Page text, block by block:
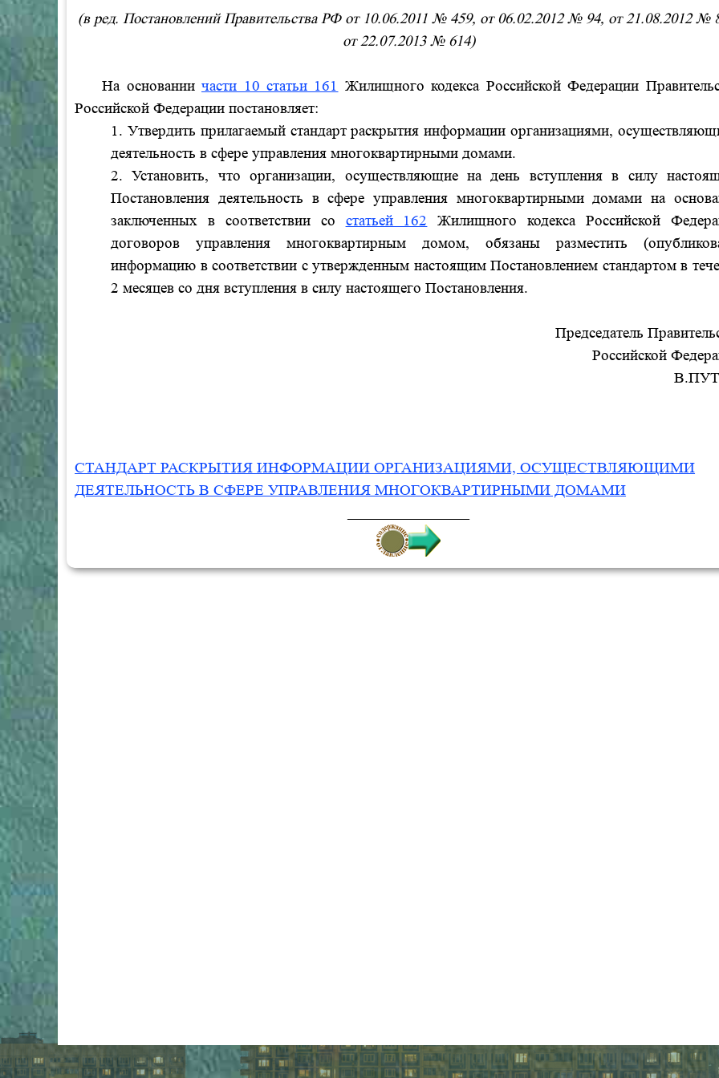
(в ред. Постановлений Правительства РФ от 10.06.2011 № 459, от 06.02.2012 № 94, от 21.08.2012 №
от 22.07.2013 № 614)
На основаниичасти 10 статьи 161 Жилищного кодекса Российской Федерации
Российской Федерации постановляет:
1. Утвердить прилагаемый стандарт раскрытия информации организациями,
деятельность в сфере управления многоквартирными домами.
2. Установить, что организации, осуществляющие на день вступления в силу
Постановления деятельность в сфере управления многоквартирными домами на
заключенных в соответствии со статьей 162 Жилищного кодекса Российской
договоров управления многоквартирным домом, обязаны разместить
информацию в соответствии с утвержденным настоящим Постановлением стандартом в
2 месяцев со дня вступления в силу настоящего Постановления.
Председатель
Российской
СТАНДАРТРАСКРЫТИЯ ИНФОРМАЦИИ ОРГАНИЗАЦИЯМИ, ОСУЩЕСТВЛЯЮЩИМИ
ДЕЯТЕЛЬНОСТЬ В СФЕРЕ УПРАВЛЕНИЯ МНОГОКВАРТИРНЫМИ ДОМАМИ